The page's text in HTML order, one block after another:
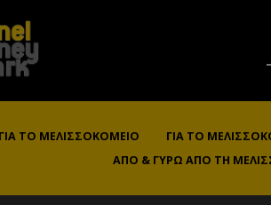
ΓΙΑ ΤΟ ΜΕΛΙΣΣΟΚΟΜΕΊΟ ΓΙΑ ΤΟ
ΑΠΌ & ΓΎΡΩ ΑΠΌ ΤΗ